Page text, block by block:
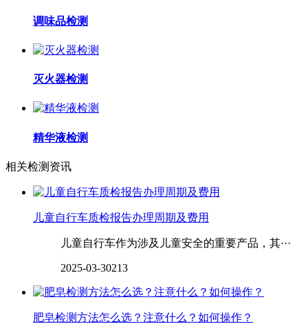
调味品检测
灭火器检测
精华液检测
相关检测资讯
儿童自行车质检报告办理周期及费用
儿童自行车作为涉及儿童安全的重要产品，其···
2025-03-30213
肥皂检测方法怎么选？注意什么？如何操作？